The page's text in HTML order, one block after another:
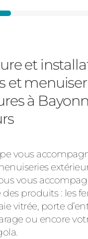
travauxet
et
à
vous
vous
des produits : les
vitrée, porte
ou encore